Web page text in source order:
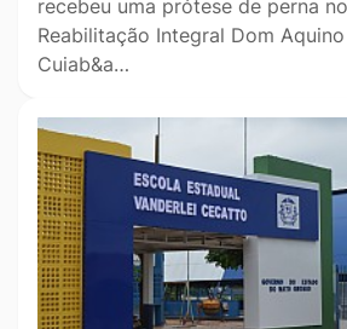
recebeu uma prótese de perna
Reabilitação Integral Dom
Cuiab&a…